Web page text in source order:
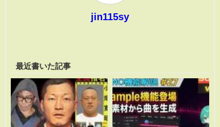
jin115sy
最近書いた記事